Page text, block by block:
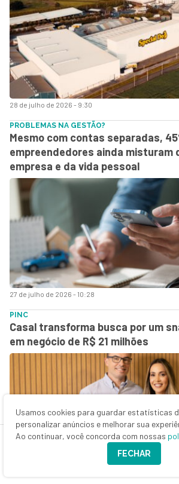
28 de julho de 2026 - 9:30
27 de julho de 2026 - 10:28
PROBLEMAS NA GESTÃO?
Mesmo com contas separadas,
empreendedores ainda misturam
empresa e da vida pessoal
PINC
Casal transforma busca por um
em negócio de R$ 21 milhões
Usamos cookies para guardar estatísticas
personalizar anúncios e melhorar sua
Ao continuar, você concorda com nossas
FECHAR